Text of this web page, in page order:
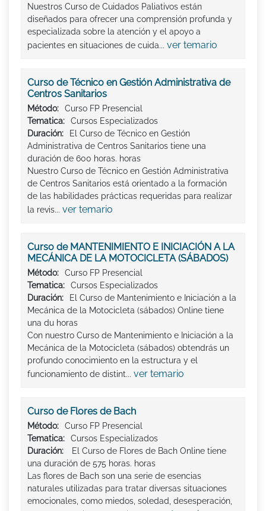
Nuestros Curso de Cuidados Paliativos están
diseñados para ofrecer una comprensión profunda y
especializada sobre la atención y el apoyo a
pacientes en situaciones de cuida... ver temario
Curso de Técnico en Gestión Administrativa de
Centros Sanitarios
Método:
Curso FP Presencial
Tematica:
Cursos Especializados
Duración:
El Curso de Técnico en Gestión
Administrativa de Centros Sanitarios tiene una
duración de 600 horas. horas
Nuestro Curso de Técnico en Gestión Administrativa
de Centros Sanitarios está orientado a la formación
de las habilidades prácticas requeridas para realizar
la revis... ver temario
Curso de MANTENIMIENTO E INICIACIÓN A LA
MECÁNICA DE LA MOTOCICLETA (SÁBADOS)
Método:
Curso FP Presencial
Tematica:
Cursos Especializados
Duración:
El Curso de Mantenimiento e Iniciación a la
Mecánica de la Motocicleta (sábados) Online tiene
una du horas
Con nuestro Curso de Mantenimiento e Iniciación a la
Mecánica de la Motocicleta (sábados) obtendrás un
profundo conocimiento en la estructura y el
funcionamiento de distint... ver temario
Curso de Flores de Bach
Método:
Curso FP Presencial
Tematica:
Cursos Especializados
Duración:
El Curso de Flores de Bach Online tiene
una duración de 575 horas. horas
Las flores de Bach son una serie de esencias
naturales utilizadas para tratar diversas situaciones
emocionales, como miedos, soledad, desesperación,